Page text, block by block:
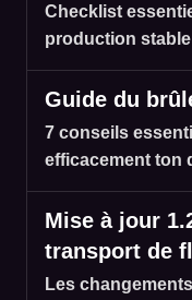
Checklist
production
Guide du
7 conseils
efficacement ton
Mise à jour
transport de
Les